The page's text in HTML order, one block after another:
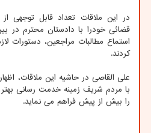
در این ملاقات تعداد قابل توجهی
قضائی خودرا با دادستان محترم در
استماع مطالبات مراجعین، دستورات
کردند.
علی القاصی در حاشیه این ملاقات،
با مردم شریف زمینه خدمت رسانی
را بیش از پیش فراهم می نماید.